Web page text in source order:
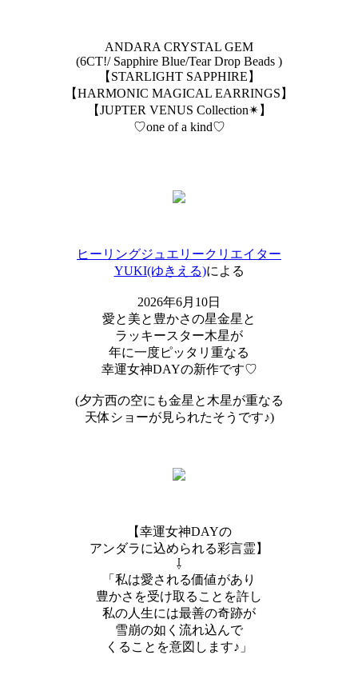
ANDARA CRYSTAL GEM
(6CT!/ Sapphire Blue/Tear Drop Beads )
【STARLIGHT SAPPHIRE】
【HARMONIC MAGICAL EARRINGS】
【JUPTER VENUS Collection✴︎】
♡one of a kind♡
ヒーリングジュエリークリエイター
YUKI(ゆきえる)による
2026年6月10日
愛と美と豊かさの星金星と
ラッキースター木星が
年に一度ピッタリ重なる
幸運女神DAYの新作です♡
(夕方西の空にも金星と木星が重なる
天体ショーが見られたそうです♪)
【幸運女神DAYの
アンダラに込められる彩言霊】
⇩
「私は愛される価値があり
豊かさを受け取ることを許し
私の人生には最善の奇跡が
雪崩の如く流れ込んで
くることを意図します♪」